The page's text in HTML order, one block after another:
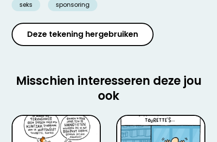
seks sponsoring
Deze tekening hergebruiken
Misschien interesseren deze jou
ook